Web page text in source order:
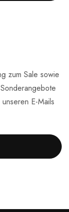
zum Sale sowie
E-Mails